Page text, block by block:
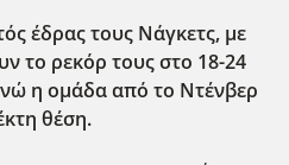
έδρας τους Νάγκετς, με
το ρεκόρ τους στο 18-24
η ομάδα από το Ντένβερ
θέση.